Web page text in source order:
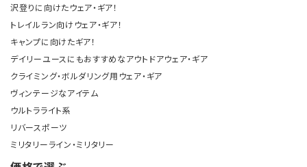
沢登りに向けたウェア・ギア！
トレイルラン向けウェア・ギア！
キャンプに向けたギア！
デイリーユースにもおすすめなアウトドアウェア・ギア
クライミング・ボルダリング用ウェア・ギア
ヴィンテージなアイテム
ウルトラライト系
リバースポーツ
ミリタリーライン・ミリタリー